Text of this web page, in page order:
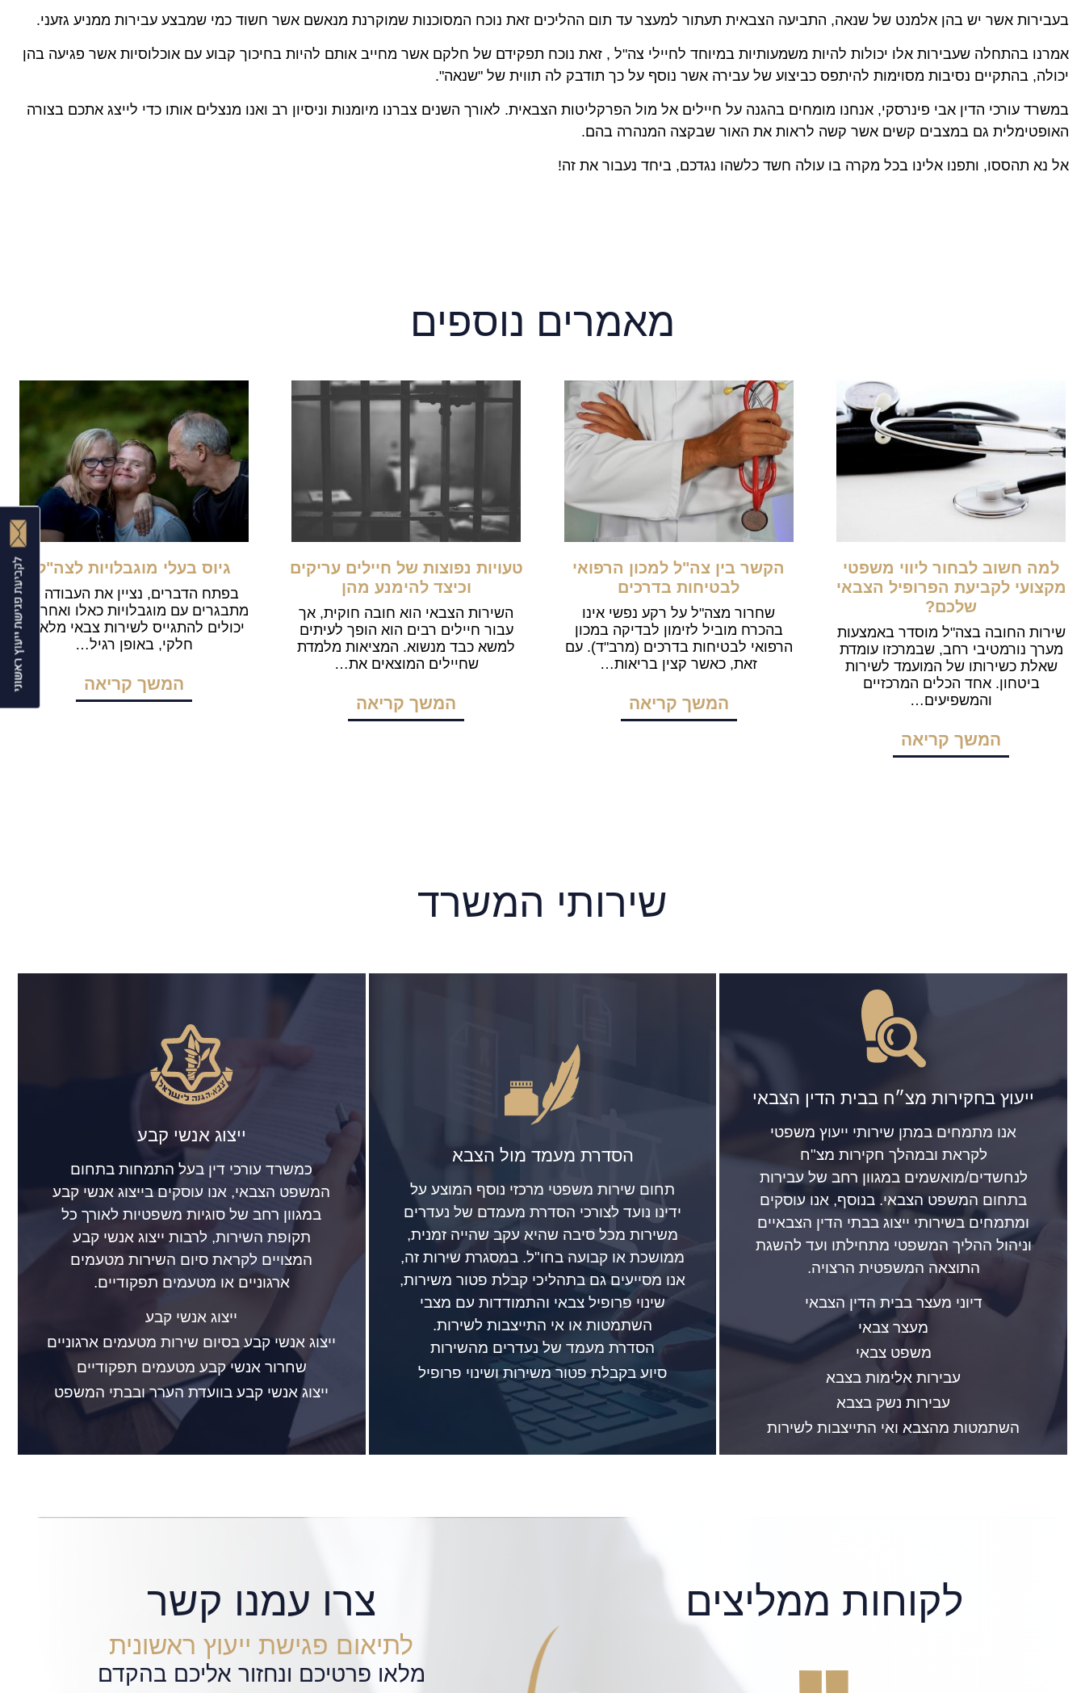
בעבירות אשר יש בהן אלמנט של שנאה, התביעה הצבאית תעתור למעצר עד תום ההליכים זאת נוכח המסוכנות שמוקרנת מנאשם אשר חשוד כמי שמבצע עבירות ממניע גזעני.
אמרנו בהתחלה שעבירות אלו יכולות להיות משמעותיות במיוחד לחיילי צה"ל , זאת נוכח תפקידם של חלקם אשר מחייב אותם להיות בחיכוך קבוע עם אוכלוסיות אשר פגיעה בהן
יכולה, בהתקיים נסיבות מסוימות להיתפס כביצוע של עבירה אשר נוסף על כך תודבק לה תווית של "שנאה".
במשרד עורכי הדין אבי פינרסקי, אנחנו מומחים בהגנה על חיילים אל מול הפרקליטות הצבאית. לאורך השנים צברנו מיומנות וניסיון רב ואנו מנצלים אותו כדי לייצג אתכם בצורה
האופטימלית גם במצבים קשים אשר קשה לראות את האור שבקצה המנהרה בהם.
אל נא תהססו, ותפנו אלינו בכל מקרה בו עולה חשד כלשהו נגדכם, ביחד נעבור את זה!
מאמרים נוספים
למה חשוב לבחור ליווי משפטי
מקצועי לקביעת הפרופיל הצבאי
שלכם?
שירות החובה בצה"ל מוסדר באמצעות
מערך נורמטיבי רחב, שבמרכזו עומדת
שאלת כשירותו של המועמד לשירות
ביטחון. אחד הכלים המרכזיים
והמשפיעים…
המשך קריאה
הקשר בין צה"ל למכון הרפואי
לבטיחות בדרכים
שחרור מצה"ל על רקע נפשי אינו
בהכרח מוביל לזימון לבדיקה במכון
הרפואי לבטיחות בדרכים (מרב"ד). עם
זאת, כאשר קצין בריאות…
המשך קריאה
טעויות נפוצות של חיילים עריקים
וכיצד להימנע מהן
השירות הצבאי הוא חובה חוקית, אך
עבור חיילים רבים הוא הופך לעיתים
למשא כבד מנשוא. המציאות מלמדת
שחיילים המוצאים את…
המשך קריאה
גיוס בעלי מוגבלויות לצה"ל
בפתח הדברים, נציין את העבודה כי
מתבגרים עם מוגבלויות כאלו ואחריות,
יכולים להתגייס לשירות צבאי מלא או
חלקי, באופן רגיל…
המשך קריאה
שירותי המשרד
ייעוץ בחקירות מצ״ח בבית הדין הצבאי
אנו מתמחים במתן שירותי ייעוץ משפטי
לקראת ובמהלך חקירות מצ"ח
לנחשדים/מואשמים במגוון רחב של עבירות
בתחום המשפט הצבאי. בנוסף, אנו עוסקים
ומתמחים בשירותי ייצוג בבתי הדין הצבאיים
וניהול ההליך המשפטי מתחילתו ועד להשגת
התוצאה המשפטית הרצויה.
דיוני מעצר בבית הדין הצבאי
מעצר צבאי
משפט צבאי
עבירות אלימות בצבא
עבירות נשק בצבא
השתמטות מהצבא ואי התייצבות לשירות
הסדרת מעמד מול הצבא
תחום שירות משפטי מרכזי נוסף המוצע על
ידינו נועד לצורכי הסדרת מעמדם של נעדרים
משירות מכל סיבה שהיא עקב שהייה זמנית,
ממושכת או קבועה בחו"ל. במסגרת שירות זה,
אנו מסייעים גם בתהליכי קבלת פטור משירות,
שינוי פרופיל צבאי והתמודדות עם מצבי
השתמטות או אי התייצבות לשירות.
הסדרת מעמד של נעדרים מהשירות
סיוע בקבלת פטור משירות ושינוי פרופיל
ייצוג אנשי קבע
כמשרד עורכי דין בעל התמחות בתחום
המשפט הצבאי, אנו עוסקים בייצוג אנשי קבע
במגוון רחב של סוגיות משפטיות לאורך כל
תקופת השירות, לרבות ייצוג אנשי קבע
המצויים לקראת סיום השירות מטעמים
ארגוניים או מטעמים תפקודיים.
ייצוג אנשי קבע
ייצוג אנשי קבע בסיום שירות מטעמים ארגוניים
שחרור אנשי קבע מטעמים תפקודיים
ייצוג אנשי קבע בוועדת הערר ובבתי המשפט
לקוחות ממליצים צרו עמנו קשר
לתיאום פגישת ייעוץ ראשונית
מלאו פרטיכם ונחזור אליכם בהקדם